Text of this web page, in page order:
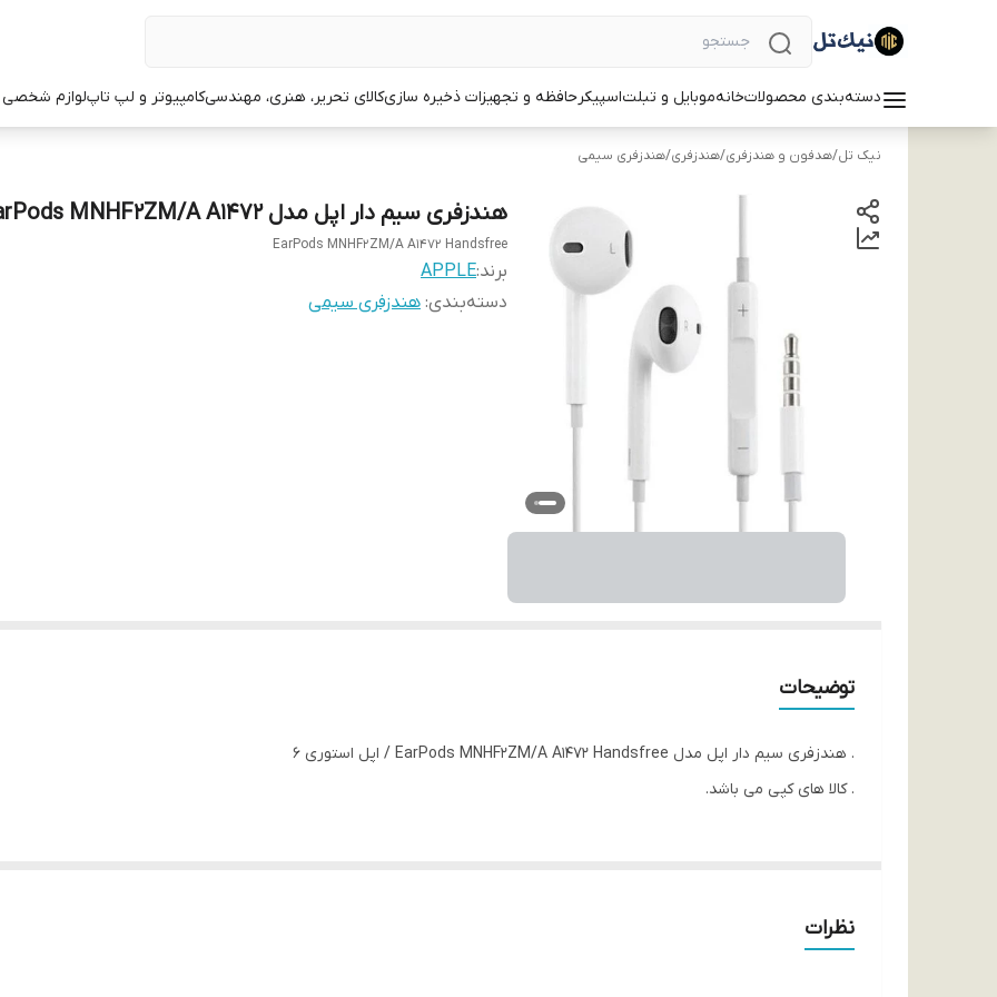
دسته‌بندی محصولاتخانهموبایل و تبلتاسپیکرحافظه و تجهیزات ذخیره سازیکالای تحریر، هنری، مهندسیکامپیوتر و لپ تاپلوازم
نیک تل/هدفون و هندزفری/هندزفری/هندزفری سیمی
هندزفری سیم دار اپل مدل EarPods MNHF2ZM/A A1472
EarPods MNHF2ZM/A A1472 Handsfree
برند:APPLE
دسته‌بندی: هندزفری سیمی
توضیحات
. هندزفری سیم دار اپل مدل EarPods MNHF2ZM/A A1472 Handsfree / اپل استوری ۶
. کالا های کپی می باشد.
نظرات